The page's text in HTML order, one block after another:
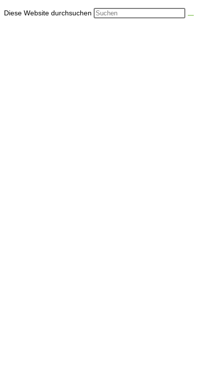
Diese Website durchsuchen